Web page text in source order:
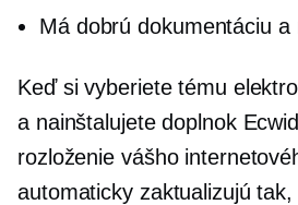
Má dobrú dokumentáciu
Keď si vyberiete tému
a nainštalujete doplnok
rozloženie vášho
automaticky zaktualizujú